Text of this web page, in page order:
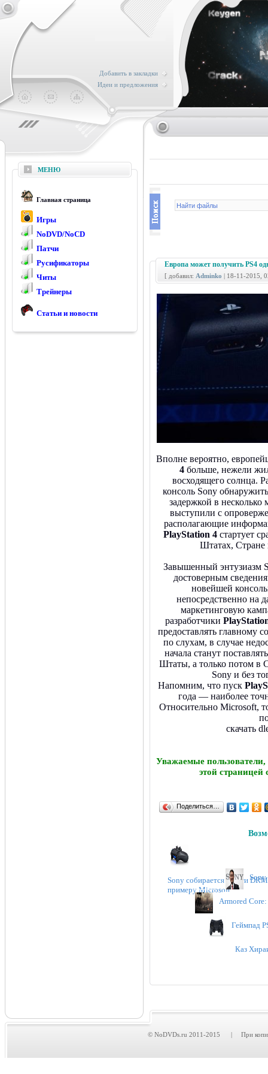
Добавить в закладки
Идеи и предложения
МЕНЮ
Главная страница
Игры
NoDVD/NoCD
Патчи
Русификаторы
Читы
Трейнеры
Статьи и новости
Европа может получить PS4
[ добавил: Adminko | 18-11-2015,
Вполне вероятно,
4 больше, нежели
восходящего солнца.
консоль Sony
задержкой в несколько
выступили с
располагающие
PlayStation 4стартует
Штатах, Стране
Завышенный энтузиазм
достоверным
новейшей
непосредственно на
маркетинговую
разработчики
предоставлять главному
по слухам, в случае
начала станут
Штаты, а только потом в
Sony и без
Напомним, что пуск
года — наиболее
Относительно Microsoft,
скачать
Уважаемые
этой страницей
Поделиться…
Sony собирается ввести
примеру Microsoft
Sony
Armored
Геймпад
Каз
© NoDVDs.ru 2011-2015 | При